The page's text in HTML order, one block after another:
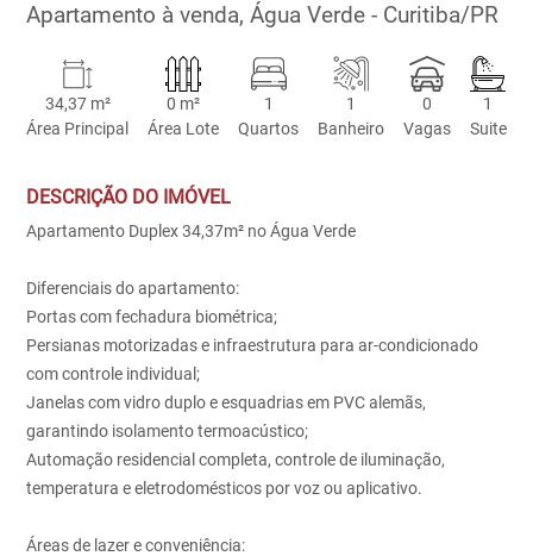
Apartamento à venda, Água Verde - Curitiba/PR
34,37 m²
Área Principal
0 m²
Área Lote
1
Quartos
1
Banheiro
0
Vagas
1
Suite
DESCRIÇÃO DO IMÓVEL
Apartamento Duplex 34,37m² no Água Verde
Diferenciais do apartamento:
Portas com fechadura biométrica;
Persianas motorizadas e infraestrutura para ar-condicionado
com controle individual;
Janelas com vidro duplo e esquadrias em PVC alemãs,
garantindo isolamento termoacústico;
Automação residencial completa, controle de iluminação,
temperatura e eletrodomésticos por voz ou aplicativo.
Áreas de lazer e conveniência: